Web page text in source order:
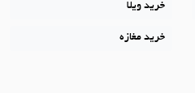
خرید ویلا
خرید مغازه